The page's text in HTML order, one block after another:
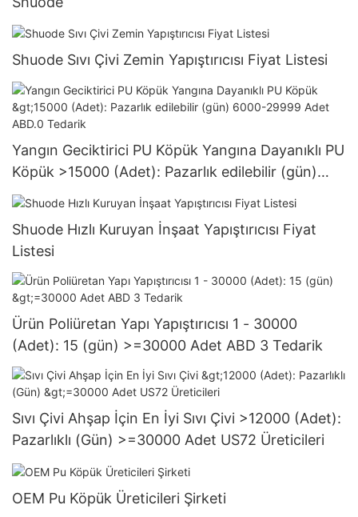
Shuode Sıvı Çivi Zemin Yapıştırıcısı Fiyat Listesi
Yangın Geciktirici PU Köpük Yangına Dayanıklı PU
Köpük >15000 (Adet): Pazarlık edilebilir (gün)
6000-29999 Adet ABD.0 Tedarik
Shuode Hızlı Kuruyan İnşaat Yapıştırıcısı Fiyat
Listesi
Ürün Poliüretan Yapı Yapıştırıcısı 1 - 30000
(Adet): 15 (gün) >=30000 Adet ABD 3 Tedarik
Sıvı Çivi Ahşap İçin En İyi Sıvı Çivi >12000 (Adet):
Pazarlıklı (Gün) >=30000 Adet US72 Üreticileri
OEM Pu Köpük Üreticileri Şirketi